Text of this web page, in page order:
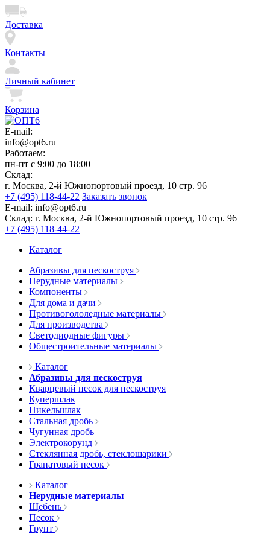
Доставка
Контакты
Личный кабинет
Корзина
E-mail:
info@opt6.ru
Работаем:
пн-пт с 9:00 до 18:00
Склад:
г. Москва, 2-й Южнопортовый проезд, 10 стр. 96
+7 (495) 118-44-22 Заказать звонок
E-mail: info@opt6.ru
Склад: г. Москва, 2-й Южнопортовый проезд, 10 стр. 96
+7 (495) 118-44-22
Каталог
Абразивы для пескоструя
Нерудные материалы
Компоненты
Для дома и дачи
Противогололедные материалы
Для производства
Светодиодные фигуры
Общестроительные материалы
Каталог
Абразивы для пескоструя
Кварцевый песок для пескоструя
Купершлак
Никельшлак
Стальная дробь
Чугунная дробь
Электрокорунд
Стеклянная дробь, стеклошарики
Гранатовый песок
Каталог
Нерудные материалы
Щебень
Песок
Грунт